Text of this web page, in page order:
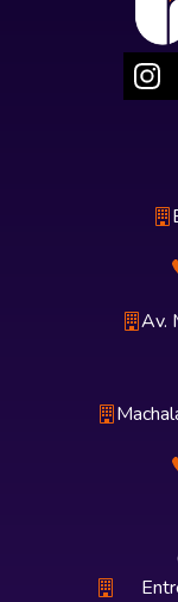
Av.